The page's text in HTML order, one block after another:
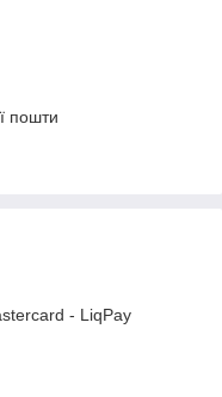
пошти
- LiqPay